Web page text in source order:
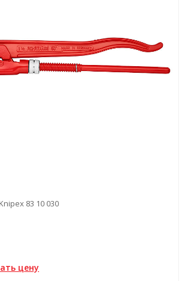
83 10 030
цену